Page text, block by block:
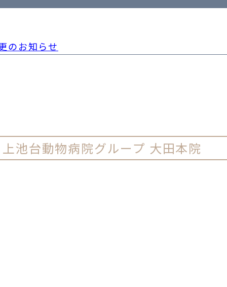
のお知らせ
上池台動物病院グループ 大田本院